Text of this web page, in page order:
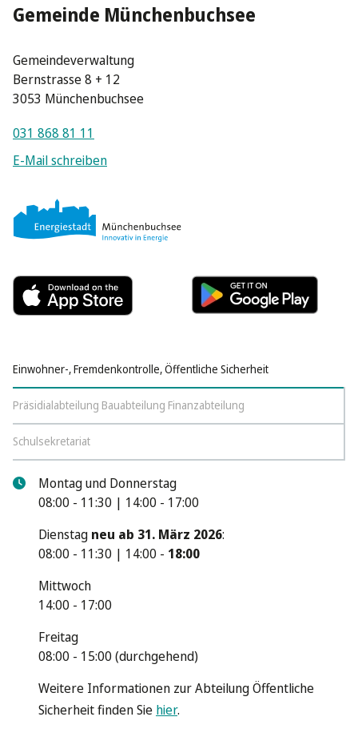
Gemeinde Münchenbuchsee
Gemeindeverwaltung
Bernstrasse 8 + 12
3053 Münchenbuchsee
031 868 81 11
E-Mail schreiben
Einwohner-, Fremdenkontrolle, Öffentliche Sicherheit
Präsidialabteilung Bauabteilung Finanzabteilung
Schulsekretariat
Montag und Donnerstag
08:00 - 11:30 | 14:00 - 17:00
Dienstag neu ab 31. März 2026:
08:00 - 11:30 | 14:00 - 18:00
Mittwoch
14:00 - 17:00
Freitag
08:00 - 15:00 (durchgehend)
Weitere Informationen zur Abteilung Öffentliche
Sicherheit finden Sie hier.